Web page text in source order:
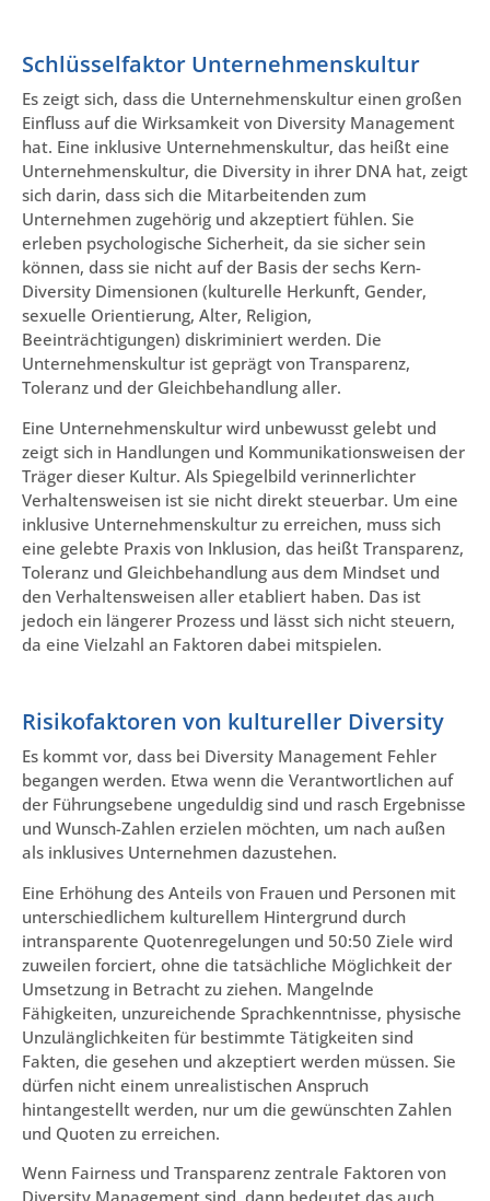
Schlüsselfaktor Unternehmenskultur
Es zeigt sich, dass die Unternehmenskultur einen großen
Einfluss auf die Wirksamkeit von Diversity Management
hat. Eine inklusive Unternehmenskultur, das heißt eine
Unternehmenskultur, die Diversity in ihrer DNA hat, zeigt
sich darin, dass sich die Mitarbeitenden zum
Unternehmen zugehörig und akzeptiert fühlen. Sie
erleben psychologische Sicherheit, da sie sicher sein
können, dass sie nicht auf der Basis der sechs Kern-
Diversity Dimensionen (kulturelle Herkunft, Gender,
sexuelle Orientierung, Alter, Religion,
Beeinträchtigungen) diskriminiert werden. Die
Unternehmenskultur ist geprägt von Transparenz,
Toleranz und der Gleichbehandlung aller.
Eine Unternehmenskultur wird unbewusst gelebt und
zeigt sich in Handlungen und Kommunikationsweisen der
Träger dieser Kultur. Als Spiegelbild verinnerlichter
Verhaltensweisen ist sie nicht direkt steuerbar. Um eine
inklusive Unternehmenskultur zu erreichen, muss sich
eine gelebte Praxis von Inklusion, das heißt Transparenz,
Toleranz und Gleichbehandlung aus dem Mindset und
den Verhaltensweisen aller etabliert haben. Das ist
jedoch ein längerer Prozess und lässt sich nicht steuern,
da eine Vielzahl an Faktoren dabei mitspielen.
Risikofaktoren von kultureller Diversity
Es kommt vor, dass bei Diversity Management Fehler
begangen werden. Etwa wenn die Verantwortlichen auf
der Führungsebene ungeduldig sind und rasch Ergebnisse
und Wunsch-Zahlen erzielen möchten, um nach außen
als inklusives Unternehmen dazustehen.
Eine Erhöhung des Anteils von Frauen und Personen mit
unterschiedlichem kulturellem Hintergrund durch
intransparente Quotenregelungen und 50:50 Ziele wird
zuweilen forciert, ohne die tatsächliche Möglichkeit der
Umsetzung in Betracht zu ziehen. Mangelnde
Fähigkeiten, unzureichende Sprachkenntnisse, physische
Unzulänglichkeiten für bestimmte Tätigkeiten sind
Fakten, die gesehen und akzeptiert werden müssen. Sie
dürfen nicht einem unrealistischen Anspruch
hintangestellt werden, nur um die gewünschten Zahlen
und Quoten zu erreichen.
Wenn Fairness und Transparenz zentrale Faktoren von
Diversity Management sind, dann bedeutet das auch